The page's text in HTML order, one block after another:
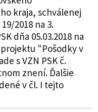
kraja, schválenej
2018 na 3.
dňa 05.03.2018 na
"Pošodky v
s VZN PSK č.
znení. Ďalšie
v čl. I tejto